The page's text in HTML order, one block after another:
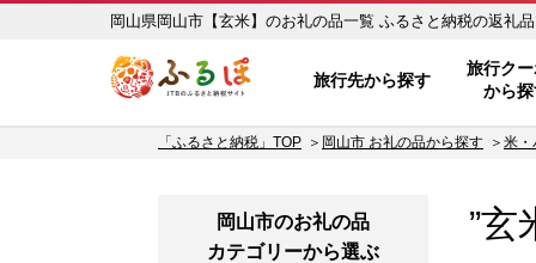
岡山県岡山市【玄米】のお礼
旅行先から探す
旅行ク
から
「ふるさと納税」TOP 岡山市 お礼の品から探す 米・
”玄
岡山市のお礼の品
カテゴリーから選ぶ